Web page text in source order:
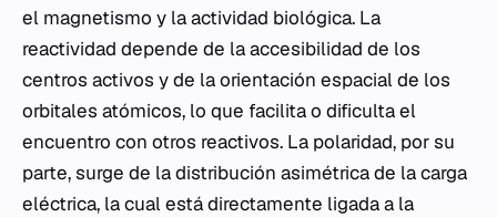
el magnetismo y la actividad biológica. La
reactividad depende de la accesibilidad de los
centros activos y de la orientación espacial de los
orbitales atómicos, lo que facilita o dificulta el
encuentro con otros reactivos. La polaridad, por su
parte, surge de la distribución asimétrica de la carga
eléctrica, la cual está directamente ligada a la